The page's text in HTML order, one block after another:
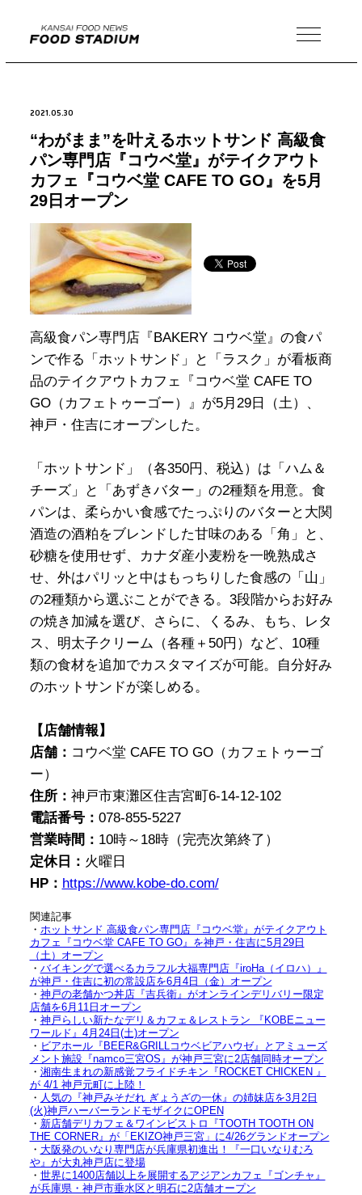
MENU
2021.05.30
“わがまま”を叶えるホットサンド 高級食
パン専門店『コウベ堂』がテイクアウト
カフェ『コウベ堂 CAFE TO GO』を5月
29日オープン
高級食パン専門店『BAKERY コウベ堂』の食パ
ンで作る「ホットサンド」と「ラスク」が看板商
品のテイクアウトカフェ『コウベ堂 CAFE TO
GO（カフェトゥーゴー）』が5月29日（土）、
神戸・住吉にオープンした。
「ホットサンド」（各350円、税込）は「ハム＆
チーズ」と「あずきバター」の2種類を用意。食
パンは、柔らかい食感でたっぷりのバターと大関
酒造の酒粕をブレンドした甘味のある「角」と、
砂糖を使用せず、カナダ産小麦粉を一晩熟成さ
せ、外はパリッと中はもっちりした食感の「山」
の2種類から選ぶことができる。3段階からお好み
の焼き加減を選び、さらに、くるみ、もち、レタ
ス、明太子クリーム（各種＋50円）など、10種
類の食材を追加でカスタマイズが可能。自分好み
のホットサンドが楽しめる。
【店舗情報】
店舗： コウベ堂 CAFE TO GO（カフェトゥーゴ
ー）
住所： 神戸市東灘区住吉宮町6-14-12-102
電話番号： 078-855-5227
営業時間： 10時～18時（完売次第終了）
定休日： 火曜日
HP： https://www.kobe-do.com/
関連記事
・ ホットサンド 高級食パン専門店『コウベ堂』がテイクアウト
カフェ『コウベ堂 CAFE TO GO』を神戸・住吉に5月29日
（土）オープン
・ バイキングで選べるカラフル大福専門店『iroHa（イロハ）』
が神戸・住吉に初の常設店を6月4日（金）オープン
・ 神戸の老舗かつ丼店『吉兵衛』がオンラインデリバリー限定
店舗を6月11日オープン
・ 神戸らしい新たなデリ＆カフェ＆レストラン 『KOBEニュー
ワールド』4月24日(土)オープン
・ ビアホール『BEER&GRILLコウベビアハウゼ』とアミューズ
メント施設『namco三宮OS』が神戸三宮に2店舗同時オープン
・ 湘南生まれの新感覚フライドチキン『ROCKET CHICKEN 』
が 4/1 神戸元町に上陸！
・ 人気の『神戸みそだれ ぎょうざの一休』の姉妹店を3月2日
(火)神戸ハーバーランドモザイクにOPEN
・ 新店舗デリカフェ＆ワインビストロ『TOOTH TOOTH ON
THE CORNER』が「EKIZO神戸三宮」に4/26グランドオープン
・ 大阪発のいなり専門店が兵庫県初進出！『一口いなりむろ
や』が大丸神戸店に登場
・ 世界に1400店舗以上を展開するアジアンカフェ『ゴンチャ』
が兵庫県・神戸市垂水区と明石に2店舗オープン